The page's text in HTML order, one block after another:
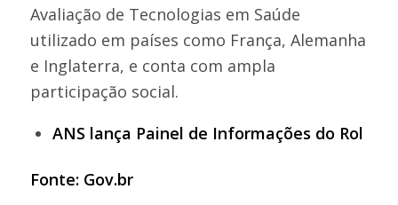
Avaliação de Tecnologias em Saúde
utilizado em países como França, Alemanha
e Inglaterra, e conta com ampla
participação social.
ANS lança Painel de Informações do Rol
Fonte: Gov.br